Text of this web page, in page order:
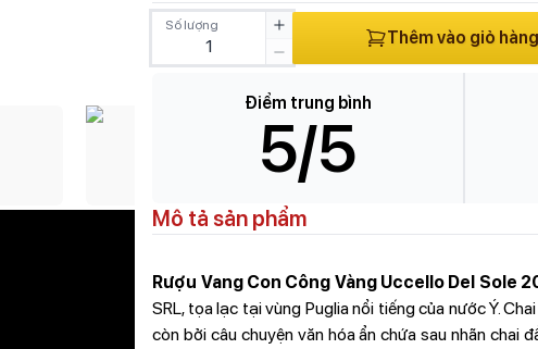
Số lượng
Thêm vào giỏ hàng
Điểm trung bình
5/5
Mô tả sản phẩm
Rượu Vang Con Công Vàng Uccello Del Sole
SRL, tọa lạc tại vùng Puglia nổi tiếng của nước Ý.
còn bởi câu chuyện văn hóa ẩn chứa sau nhãn chai